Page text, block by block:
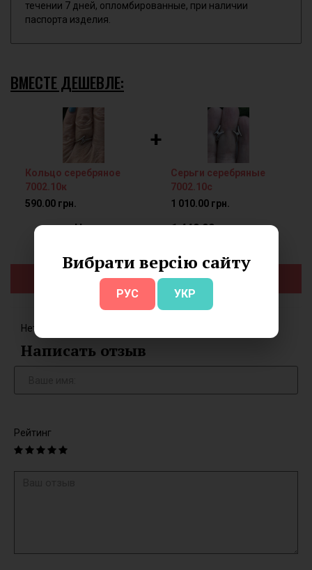
Вибрати версію сайту
РУС УКР
течении 7 дней, опломбированные, при наличии
паспорта изделия.
ВМЕСТЕ ДЕШЕВЛЕ:
Кольцо серебряное
7002.10к
590.00 грн.
+
Серьги серебряные
7002.10с
1 010.00 грн.
Цена комплекта: 1 440.00 грн.
Добавить в корзину
Нет отзывов об этом товаре.
Написать отзыв
Рейтинг